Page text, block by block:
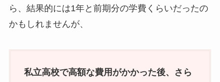
ら、結果的には1年と前期分の学費くらいだったの
かもしれませんが、
私立高校で高額な費用がかかった後、さら